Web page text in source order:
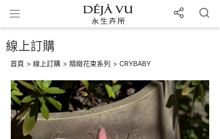
線上訂購
首頁 > 線上訂購 > 精緻花束系列 > CRYBABY